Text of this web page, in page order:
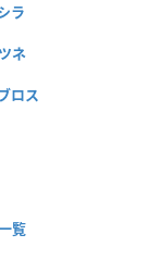
ラ
ネ
ロス
覧